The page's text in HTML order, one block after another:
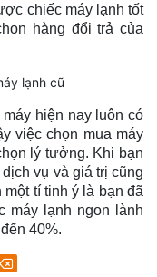
chiếc máy lạnh tốt
hàng đổi trả của
hiện nay luôn có
việc chọn mua máy
lý tưởng. Khi bạn
vụ và giá trị cũng
tí tinh ý là bạn đã
máy lạnh ngon lành
40%.